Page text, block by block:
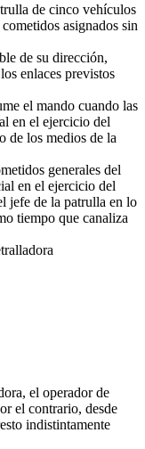
de cinco vehículos
asignados sin
de su dirección,
enlaces previstos
el mando cuando las
en el ejercicio del
de los medios de la
generales del
en el ejercicio del
jefe de la patrulla en lo
tiempo que canaliza
el operador de
el contrario, desde
indistintamente